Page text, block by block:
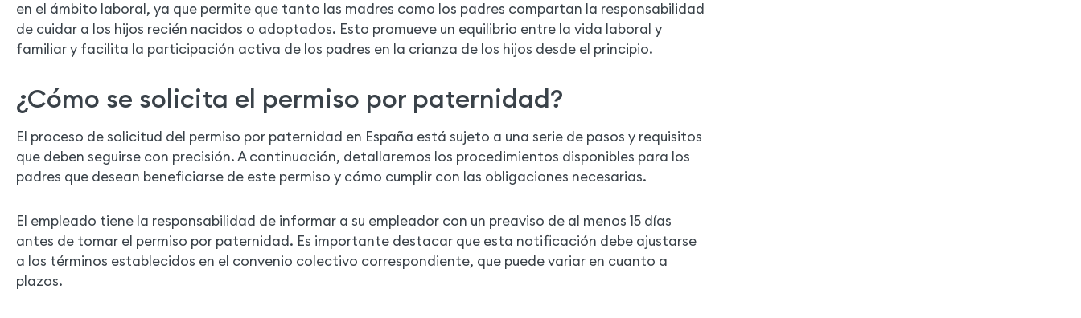
en el ámbito laboral, ya que permite que tanto las madres como los padres compartan la responsabilidad
de cuidar a los hijos recién nacidos o adoptados. Esto promueve un equilibrio entre la vida laboral y
familiar y facilita la participación activa de los padres en la crianza de los hijos desde el principio.
¿Cómo se solicita el permiso por paternidad?
El proceso de solicitud del permiso por paternidad en España está sujeto a una serie de pasos y requisitos
que deben seguirse con precisión. A continuación, detallaremos los procedimientos disponibles para los
padres que desean beneficiarse de este permiso y cómo cumplir con las obligaciones necesarias.
El empleado tiene la responsabilidad de informar a su empleador con un preaviso de al menos 15 días
antes de tomar el permiso por paternidad. Es importante destacar que esta notificación debe ajustarse
a los términos establecidos en el convenio colectivo correspondiente, que puede variar en cuanto a
plazos.